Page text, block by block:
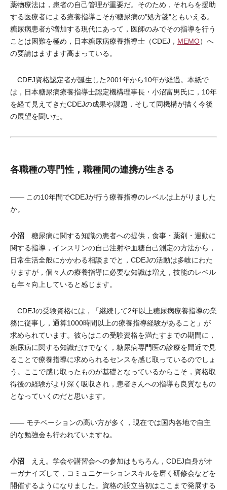
薬物療法は，患者の自己管理が重要だ。そのため，それらを援助
する医療者による療養指導こそが糖尿病の"処方箋"ともいえる。
糖尿病患者が増加する現代にあって，医師のみでその指導を行う
ことは困難を極め，日本糖尿病療養指導士（CDEJ， MEMO）へ
の要請はますます高まっている。
CDEJ資格認定者が誕生した2001年から10年が経過。本紙で
は，日本糖尿病療養指導士認定機構理事長・小沼富男氏に，10年
を経て見えてきたCDEJの成果や課題，そして同機構が描く今後
の展望を聞いた。
各職種の専門性，職種間の連携が生きる
―― この10年間でCDEJが行う療養指導のレベルは上がりました
か。
小沼 糖尿病に関する知識の患者への提供，食事・薬剤・運動に
関する指導，インスリンの自己注射や血糖自己測定の方法から，
日常生活全般にかかわる相談までと，CDEJの活動は多岐にわた
りますが，個々人の療養指導に必要な知識は増え，技能のレベル
も年々向上していると感じます。
CDEJの受験資格には，「継続して2年以上糖尿病療養指導の業
務に従事し，通算1000時間以上の療養指導経験があること」が
求められています。彼らはこの受験資格を満たすまでの期間に，
糖尿病に関する知識だけでなく，糖尿病専門医の診療を間近で見
ることで療養指導に求められるセンスを感じ取っているのでしょ
う。ここで感じ取ったものが基礎となっているからこそ，資格取
得後の経験がより深く吸収され，患者さんへの指導も良質なもの
となっていくのだと思います。
―― モチベーションの高い方が多く，現在では国内各地で自主
的な勉強会も行われていますね。
小沼 ええ。学会や講習会への参加はもちろん，CDEJ自身がオ
ーガナイズして，コミュニケーションスキルを磨く研修会などを
開催するようになりました。資格の設立当初はここまで発展する